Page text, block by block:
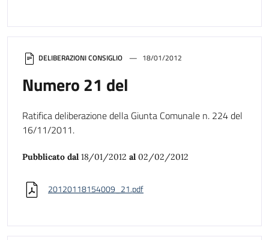
DELIBERAZIONI CONSIGLIO 18/01/2012
Numero 21 del
Ratifica deliberazione della Giunta Comunale n. 224 del
16/11/2011.
Pubblicato dal 18/01/2012 al 02/02/2012
20120118154009_21.pdf